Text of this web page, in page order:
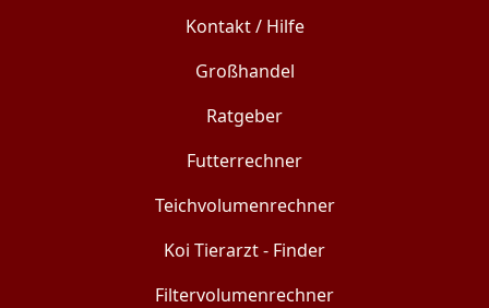
Kontakt / Hilfe
Großhandel
Ratgeber
Futterrechner
Teichvolumenrechner
Koi Tierarzt - Finder
Filtervolumenrechner